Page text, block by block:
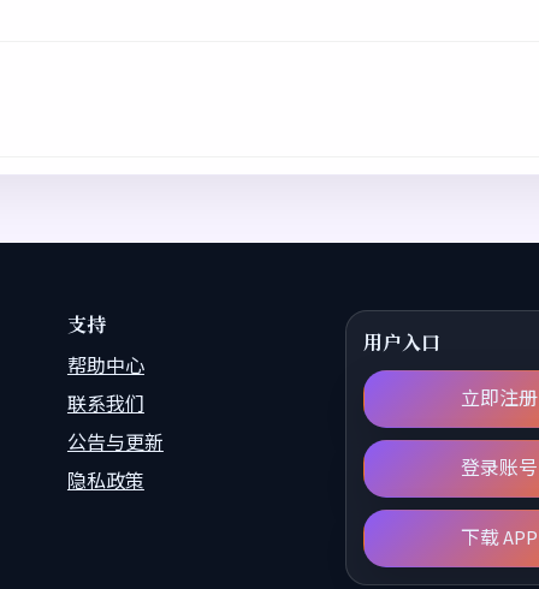
支持
帮助中心
联系我们
公告与更新
隐私政策
用户入口
立即注册
登录账号
下载 APP